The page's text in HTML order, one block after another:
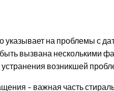
указывает на проблемы с
вызвана несколькими
возникшей
– важная часть